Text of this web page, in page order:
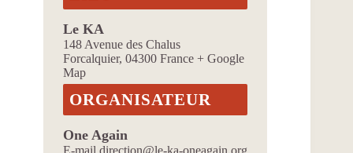
Le KA
148 Avenue des Chalus
Forcalquier, 04300 France + Google
Map
ORGANISATEUR
One Again
E-mail direction@le-ka-oneagain.org